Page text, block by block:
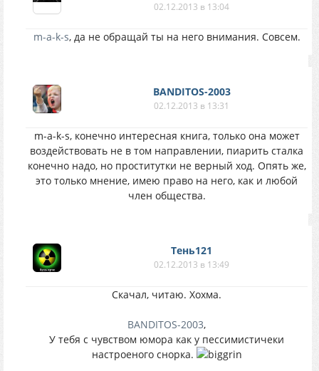
02.12.2013 в 13:04
m-a-k-s, да не обращай ты на него внимания. Совсем.
BANDITOS-2003
02.12.2013 в 13:31
m-a-k-s, конечно интересная книга, только она может
воздействовать не в том направлении, пиарить сталка
конечно надо, но проститутки не верный ход. Опять же,
это только мнение, имею право на него, как и любой
член общества.
Тень121
02.12.2013 в 13:49
Скачал, читаю. Хохма.
BANDITOS-2003,
У тебя с чувством юмора как у пессимистичеки
настроеного снорка.